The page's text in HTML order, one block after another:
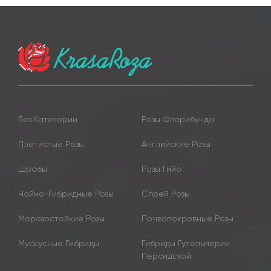
Без Категории Розы Флорибунда
Плетистые Розы Английские Розы
Шрабы Розы Гийо
Чайно-Гибридные Розы Спрей Розы
Морозостойкие Розы Почвопокровные Розы
Мускусные Гибриды
Гибриды Гутельмерии
Персидской